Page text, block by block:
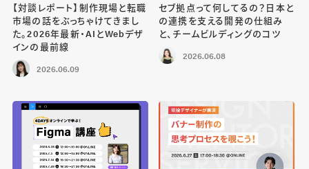
【対談レポート】制作現場と転職
市場の話をぶっちゃけてきまし
た。2026年最新・AIとWebデザ
インの最前線
2026.06.09
セブ拠点って何してるの？日本と
の連携を支える開発の仕組み
と、チームビルディングのコツ
2026.06.08